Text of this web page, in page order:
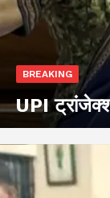
BREAKING
UPI